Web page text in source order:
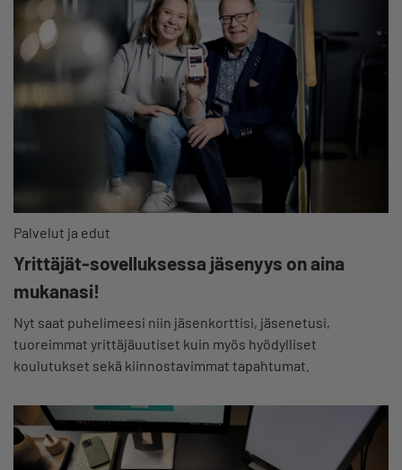
Palvelut ja edut
Yrittäjät-sovelluksessa jäsenyys on aina
mukanasi!
Nyt saat puhelimeesi niin jäsenkorttisi, jäsenetusi,
tuoreimmat yrittäjäuutiset kuin myös hyödylliset
koulutukset sekä kiinnostavimmat tapahtumat.